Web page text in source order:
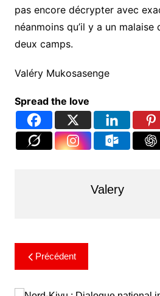
pas encore décrypter avec
néanmoins qu’il y a un
deux camps.
Valéry Mukosasenge
Spread the love
Valery
Précédent